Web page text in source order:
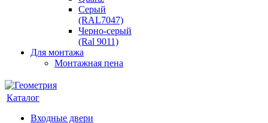
Серый
(RAL7047)
Черно-серый
(Ral 9011)
Для монтажа
Монтажная пена
Каталог
Входные двери